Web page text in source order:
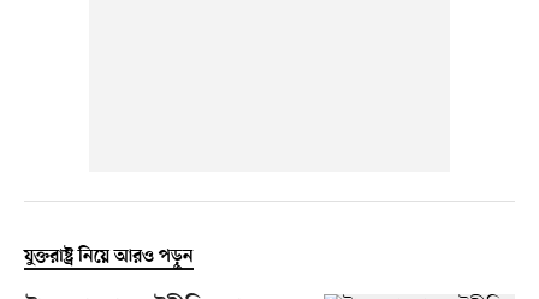
যুক্তরাষ্ট্র নিয়ে আরও পড়ুন